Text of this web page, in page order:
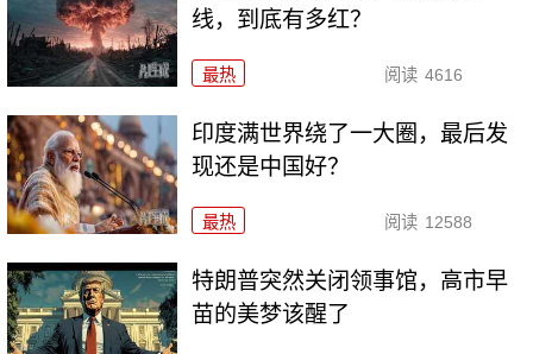
线，到底有多红？
最热 阅读 4616
印度满世界绕了一大圈，最后发
现还是中国好？
最热 阅读 12588
特朗普突然关闭领事馆，高市早
苗的美梦该醒了